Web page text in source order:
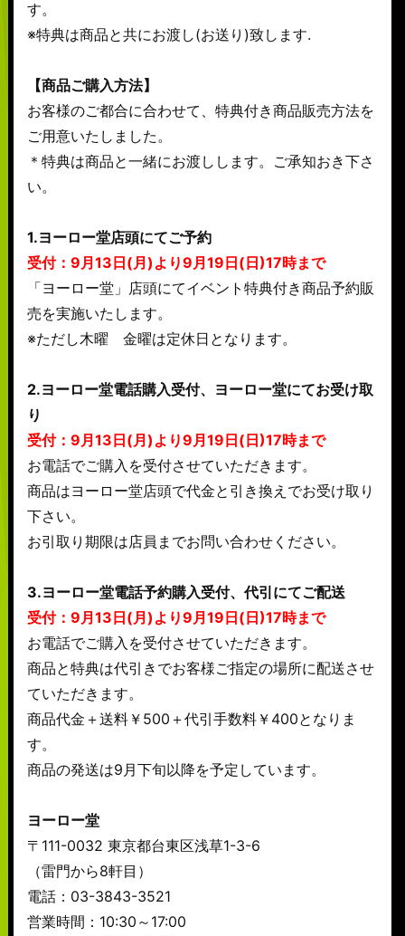
す。
※特典は商品と共にお渡し(お送り)致します.
【商品ご購入方法】
お客様のご都合に合わせて、特典付き商品販売方法を
ご用意いたしました。
＊特典は商品と一緒にお渡しします。ご承知おき下さ
い。
1.ヨーロー堂店頭にてご予約
受付：9月13日(月)より9月19日(日)17時まで
「ヨーロー堂」店頭にてイベント特典付き商品予約販
売を実施いたします。
※ただし木曜 金曜は定休日となります。
2.ヨーロー堂電話購入受付、ヨーロー堂にてお受け取
り
受付：9月13日(月)より9月19日(日)17時まで
お電話でご購入を受付させていただきます。
商品はヨーロー堂店頭で代金と引き換えでお受け取り
下さい。
お引取り期限は店員までお問い合わせください。
3.ヨーロー堂電話予約購入受付、代引にてご配送
受付：9月13日(月)より9月19日(日)17時まで
お電話でご購入を受付させていただきます。
商品と特典は代引きでお客様ご指定の場所に配送させ
ていただきます。
商品代金＋送料￥500＋代引手数料￥400となりま
す。
商品の発送は9月下旬以降を予定しています。
ヨーロー堂
〒111-0032 東京都台東区浅草1-3-6
（雷門から8軒目）
電話：03-3843-3521
営業時間：10:30～17:00